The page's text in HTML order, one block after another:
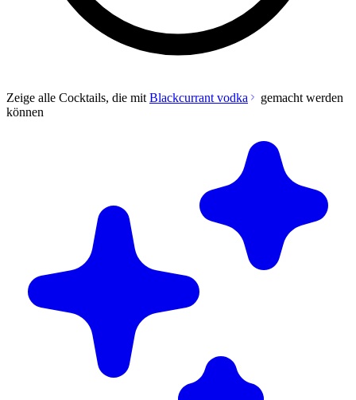
Zeige alle Cocktails, die mit Blackcurrant vodka
gemacht werden
können